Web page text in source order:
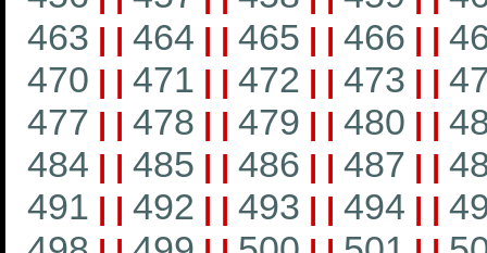
463 | | 464 | | 465 | | 466 | |
470 | | 471 | | 472 | | 473 | |
477 | | 478 | | 479 | | 480 | |
484 | | 485 | | 486 | | 487 | |
491 | | 492 | | 493 | | 494 | |